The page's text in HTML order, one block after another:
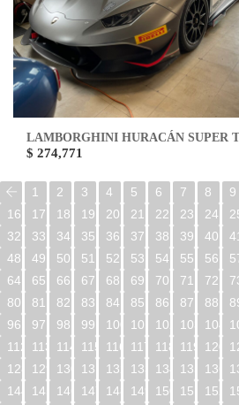
LAMBORGHINI HURACÁN SUPER
$ 274,771
1 2 3 4 5 6 7 8 9
16
17 18 19 20 21 22 23 24
32
33 34 35 36 37 38 39 40
48
49 50 51 52 53 54 55 56
64
65 66 67 68 69 70 71 72
80
81 82 83 84 85 86 87 88
96
97 98 99 100 101 102 103 104
112
113 114 115 116 117 118 119 120
128
129 130 131 132 133 134 135 136
144
145 146 147 148 149 150 151 152